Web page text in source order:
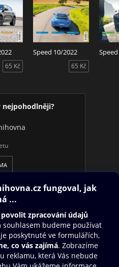
65 Kč
Speed 10/2022
65 Kč
nejpohodlněji?